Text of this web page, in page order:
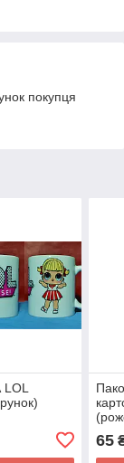
покупця
65